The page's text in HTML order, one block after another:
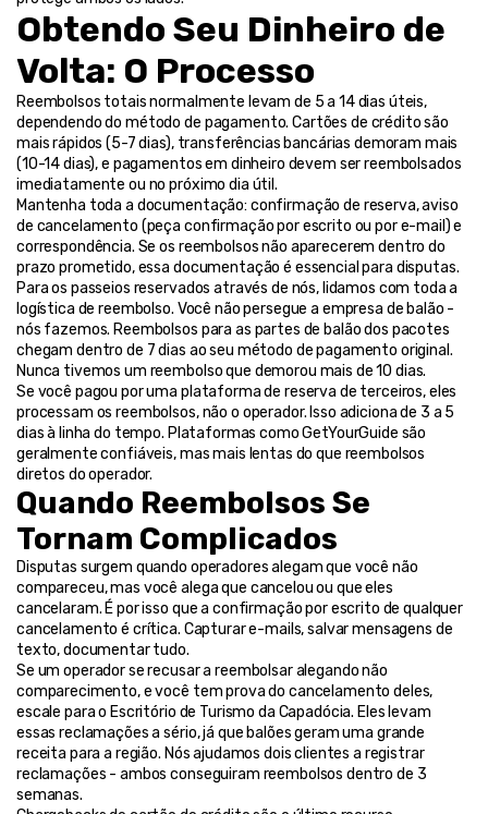
Obtendo Seu Dinheiro de
Volta: O Processo
Reembolsos totais normalmente levam de 5 a 14 dias úteis,
dependendo do método de pagamento. Cartões de crédito são
mais rápidos (5-7 dias), transferências bancárias demoram mais
(10-14 dias), e pagamentos em dinheiro devem ser reembolsados
imediatamente ou no próximo dia útil.
Mantenha toda a documentação: confirmação de reserva, aviso
de cancelamento (peça confirmação por escrito ou por e-mail) e
correspondência. Se os reembolsos não aparecerem dentro do
prazo prometido, essa documentação é essencial para disputas.
Para os passeios reservados através de nós, lidamos com toda a
logística de reembolso. Você não persegue a empresa de balão -
nós fazemos. Reembolsos para as partes de balão dos pacotes
chegam dentro de 7 dias ao seu método de pagamento original.
Nunca tivemos um reembolso que demorou mais de 10 dias.
Se você pagou por uma plataforma de reserva de terceiros, eles
processam os reembolsos, não o operador. Isso adiciona de 3 a 5
dias à linha do tempo. Plataformas como GetYourGuide são
geralmente confiáveis, mas mais lentas do que reembolsos
diretos do operador.
Quando Reembolsos Se
Tornam Complicados
Disputas surgem quando operadores alegam que você não
compareceu, mas você alega que cancelou ou que eles
cancelaram. É por isso que a confirmação por escrito de qualquer
cancelamento é crítica. Capturar e-mails, salvar mensagens de
texto, documentar tudo.
Se um operador se recusar a reembolsar alegando não
comparecimento, e você tem prova do cancelamento deles,
escale para o Escritório de Turismo da Capadócia. Eles levam
essas reclamações a sério, já que balões geram uma grande
receita para a região. Nós ajudamos dois clientes a registrar
reclamações - ambos conseguiram reembolsos dentro de 3
semanas.